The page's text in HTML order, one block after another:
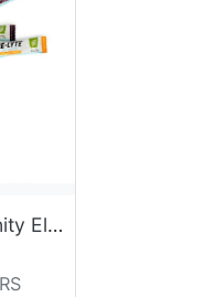
Re-Lyte Immunity Electrolyte Powder Sample Stick Pack